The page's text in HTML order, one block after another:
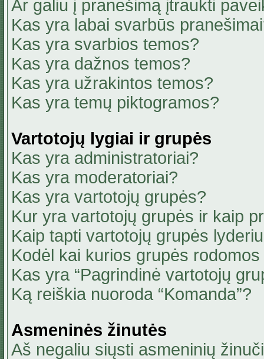
Ar galiu į pranešimą įtraukti
Kas yra labai svarbūs
Kas yra svarbios temos?
Kas yra dažnos temos?
Kas yra užrakintos temos?
Kas yra temų piktogramos?
Vartotojų lygiai ir grupės
Kas yra administratoriai?
Kas yra moderatoriai?
Kas yra vartotojų grupės?
Kur yra vartotojų grupės ir kaip
Kaip tapti vartotojų grupės
Kodėl kai kurios grupės
Kas yra “Pagrindinė vartotojų
Ką reiškia nuoroda “Komanda”?
Asmeninės žinutės
Aš negaliu siųsti asmeninių